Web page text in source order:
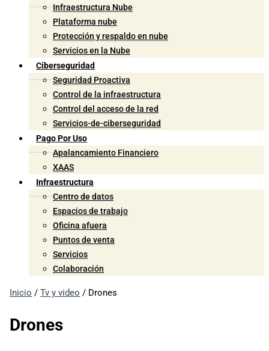
Infraestructura Nube
Plataforma nube
Protección y respaldo en nube
Servicios en la Nube
Ciberseguridad
Seguridad Proactiva
Control de la infraestructura
Control del acceso de la red
Servicios-de-ciberseguridad
Pago Por Uso
Apalancamiento Financiero
XAAS
Infraestructura
Centro de datos
Espacios de trabajo
Oficina afuera
Puntos de venta
Servicios
Colaboración
Inicio /Tv y video / Drones
Drones